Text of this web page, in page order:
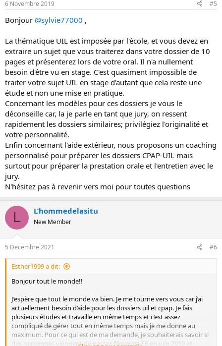
6 Novembre 2019 #5
Bonjour @sylvie77000 ,
La thématique UIL est imposée par l'école, et vous devez en
extraire un sujet que vous traiterez dans votre dossier de 10
pages et présenterez lors de votre oral. Il n'a nullement
besoin d'être vu en stage. C'est quasiment impossible de
traiter votre sujet UIL en stage d'autant que cela reste une
étude et non une mise en pratique.
Concernant les modèles pour ces dossiers je vous le
déconseille car, la je parle en tant que jury, on ressent
rapidement les dossiers similaires; privilégiez l'originalité et
votre personnalité.
Enfin concernant l'aide extérieur, nous proposons un coaching
personnalisé pour préparer les dossiers CPAP-UIL mais
surtout pour préparer la prestation orale et l'entretien avec le
jury.
N'hésitez pas à revenir vers moi pour toutes questions
L L’hommedelasitu
New Member
5 Decembre 2021 #6
Esther1999 a dit:
Bonjour tout le monde!!
J’espère que tout le monde va bien. Je me tourne vers vous car j’ai
actuellement besoin d’aide pour les dossiers uil et cpap. Je fais
plusieurs études et travaille en même temps et c’est assez
compliqué de gérer tout en même temps mais je me donne au
maximum. Pour ce qui est de ma demande, je souhaiterais savoir si
des personnes viennent de passer l’épreuve E6 en juin 2019 et